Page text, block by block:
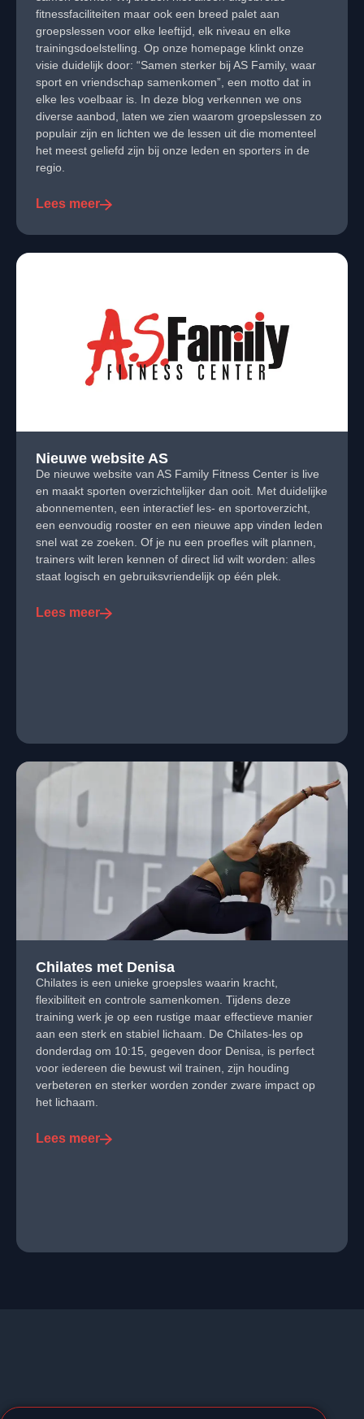
fitnessfaciliteiten maar ook een breed palet aan
groepslessen voor elke leeftijd, elk niveau en elke
trainingsdoelstelling. Op onze homepage klinkt onze
visie duidelijk door: “Samen sterker bij AS Family, waar
sport en vriendschap samenkomen”, een motto dat in
elke les voelbaar is. In deze blog verkennen we ons
diverse aanbod, laten we zien waarom groepslessen zo
populair zijn en lichten we de lessen uit die momenteel
het meest geliefd zijn bij onze leden en sporters in de
regio.
Lees meer
Nieuwe website AS
De nieuwe website van AS Family Fitness Center is live
en maakt sporten overzichtelijker dan ooit. Met duidelijke
abonnementen, een interactief les- en sportoverzicht,
een eenvoudig rooster en een nieuwe app vinden leden
snel wat ze zoeken. Of je nu een proefles wilt plannen,
trainers wilt leren kennen of direct lid wilt worden: alles
staat logisch en gebruiksvriendelijk op één plek.
Lees meer
Chilates met Denisa
Chilates is een unieke groepsles waarin kracht,
flexibiliteit en controle samenkomen. Tijdens deze
training werk je op een rustige maar effectieve manier
aan een sterk en stabiel lichaam. De Chilates-les op
donderdag om 10:15, gegeven door Denisa, is perfect
voor iedereen die bewust wil trainen, zijn houding
verbeteren en sterker worden zonder zware impact op
het lichaam.
Lees meer